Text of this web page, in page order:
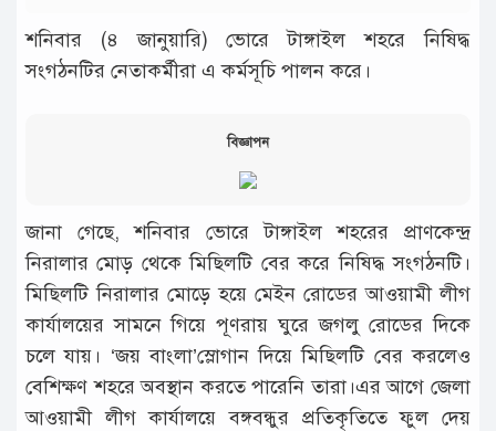
শনিবার (৪ জানুয়ারি) ভোরে টাঙ্গাইল শহরে নিষিদ্ধ
সংগঠনটির নেতাকর্মীরা এ কর্মসূচি পালন করে।
বিজ্ঞাপন
জানা গেছে, শনিবার ভোরে টাঙ্গাইল শহরের প্রাণকেন্দ্র
নিরালার মোড় থেকে মিছিলটি বের করে নিষিদ্ধ সংগঠনটি।
মিছিলটি নিরালার মোড়ে হয়ে মেইন রোডের আওয়ামী লীগ
কার্যালয়ের সামনে গিয়ে পূণরায় ঘুরে জগলু রোডের দিকে
চলে যায়। ‘জয় বাংলা’স্লোগান দিয়ে মিছিলটি বের করলেও
বেশিক্ষণ শহরে অবস্থান করতে পারেনি তারা।এর আগে জেলা
আওয়ামী লীগ কার্যালয়ে বঙ্গবন্ধুর প্রতিকৃতিতে ফুল দেয়